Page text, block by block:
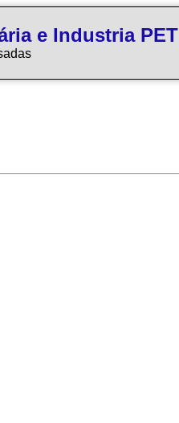
e Industria PET